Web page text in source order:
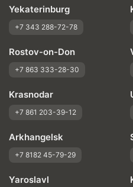
Yekaterinburg
+7 343 288-72-78
Rostov-on-Don
+7 863 333-28-30
Krasnodar
+7 861 203-39-12
Arkhangelsk
+7 8182 45-79-29
Yaroslavl